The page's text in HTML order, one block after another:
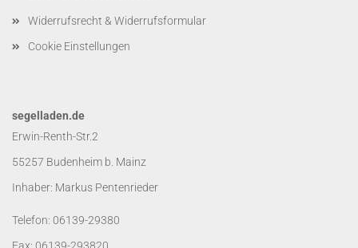
Widerrufsrecht & Widerrufsformular
Cookie Einstellungen
segelladen.de
Erwin-Renth-Str.2
55257 Budenheim b. Mainz
Inhaber: Markus Pentenrieder
Telefon: 06139-29380